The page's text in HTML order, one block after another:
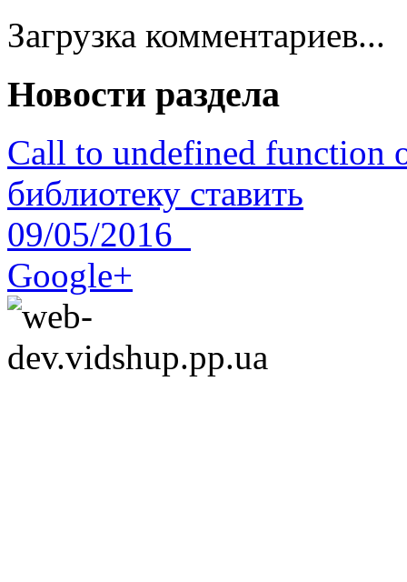
Загрузка комментариев...
Новости раздела
Call to undefined function
библиотеку ставить
09/05/2016
Google+